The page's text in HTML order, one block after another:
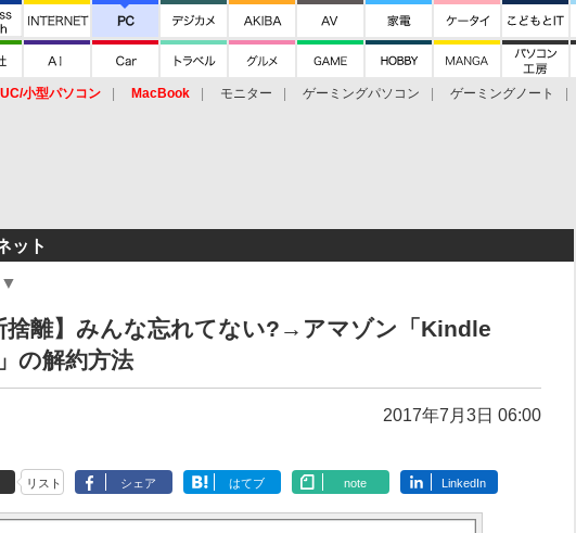
小型パソコン MacBook モニター ゲーミングパソコン ゲーミングノート
ット
▼
捨離】みんな忘れてない?→アマゾン「Kindle
の解約方法
2017年7月3日 06:00
リスト シェア はてブ note LinkedIn